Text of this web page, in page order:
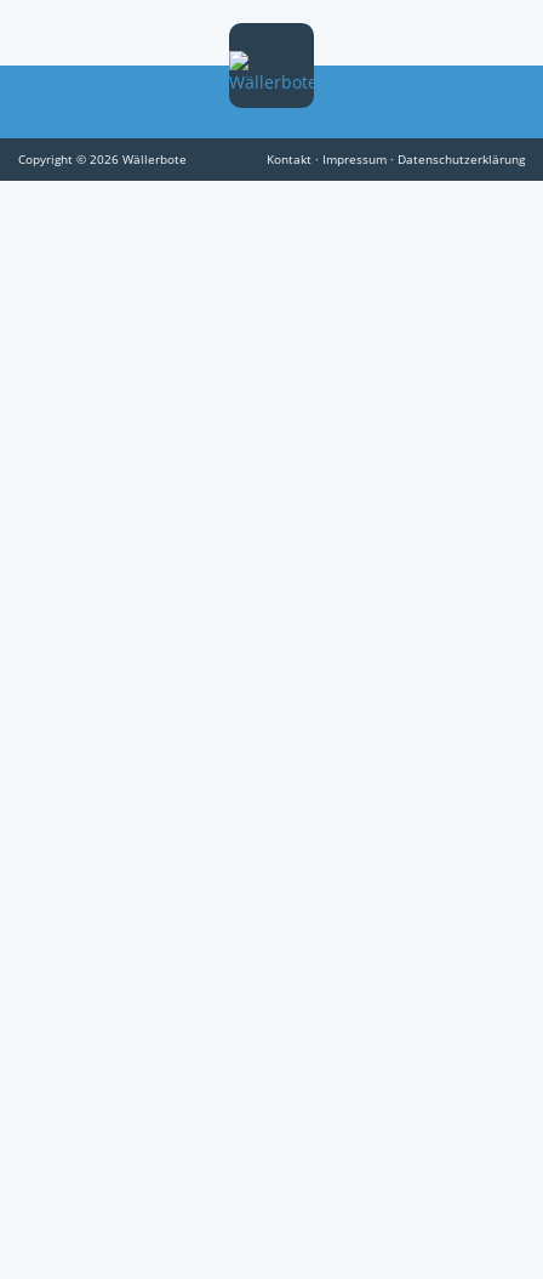
Copyright © 2026 Wällerbote Kontakt · Impressum · Datenschutzerklärung